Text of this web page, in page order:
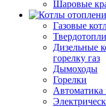
Шаровые
Газовые
Дизельные
горелку газ
Дымоходы
Горелки
Автоматика